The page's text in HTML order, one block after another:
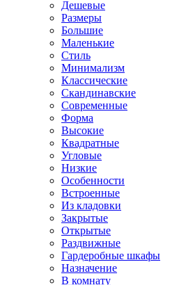
Дешевые
Размеры
Большие
Маленькие
Стиль
Минимализм
Классические
Скандинавские
Современные
Форма
Высокие
Квадратные
Угловые
Низкие
Особенности
Встроенные
Из кладовки
Закрытые
Открытые
Раздвижные
Гардеробные шкафы
Назначение
В комнату